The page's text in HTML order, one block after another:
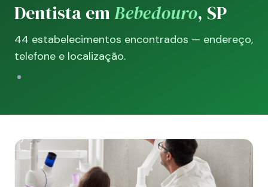
Dentista emBebedouro, SP
44 estabelecimentos encontrados — endereço,
telefone e localização.